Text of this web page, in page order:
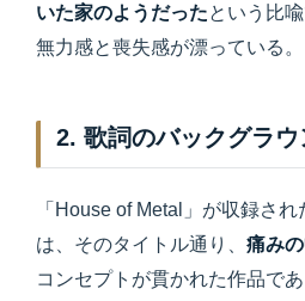
いた家のようだったという比
無力感と喪失感が漂っている。
2. 歌詞のバックグラウ
「House of Metal」が収録され
は、そのタイトル通り、 痛み
コンセプトが貫かれた作品で